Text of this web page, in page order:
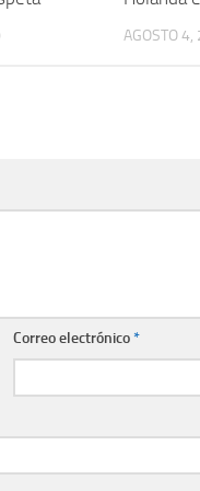
AGOSTO
Correo electrónico*